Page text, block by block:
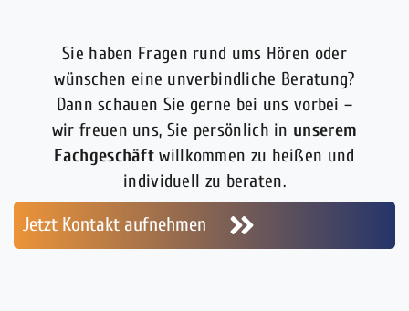
Sie haben Fragen rund ums Hören oder
wünschen eine unverbindliche Beratung?
Dann schauen Sie gerne bei uns vorbei –
wir freuen uns, Sie persönlich in unserem
Fachgeschäftwillkommen zu heißen und
individuell zu beraten.
Jetzt Kontakt aufnehmen